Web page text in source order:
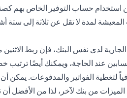
استخدام حساب التوفير الخاص بهم
لمدة لا تقل عن ثلاثة إلى
لدى نفس البنك، فإن ربط
عند الحاجة، ويمكنك أيضًا ترتيب
لتغطية الفواتير والمدفوعات. يمكن
من بنك لآخر، لذا من الأفضل